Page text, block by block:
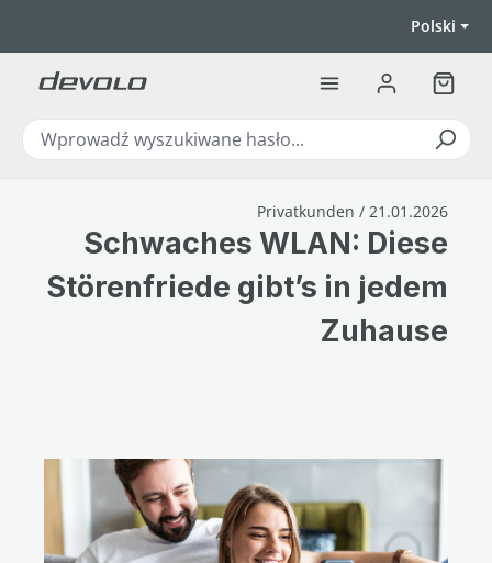
Polski
Privatkunden / 21.01.2026
Schwaches WLAN: Diese
Störenfriede gibt’s in jedem
Zuhause